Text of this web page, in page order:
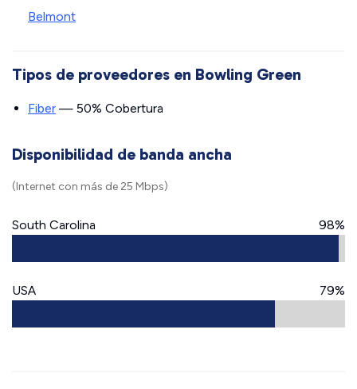
Belmont
Tipos de proveedores en Bowling Green
Fiber — 50% Cobertura
Disponibilidad de banda ancha
(Internet con más de 25 Mbps)
South Carolina 98%
USA 79%